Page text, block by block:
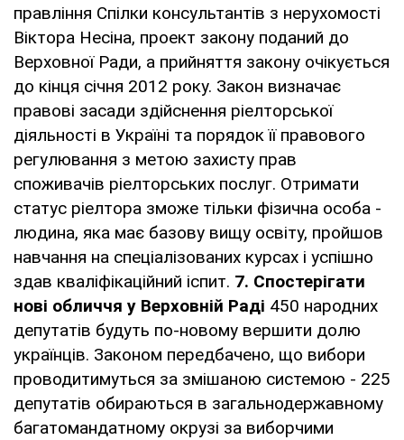
правління Спілки консультантів з нерухомості
Віктора Несіна, проект закону поданий до
Верховної Ради, а прийняття закону очікується
до кінця січня 2012 року. Закон визначає
правові засади здійснення ріелторської
діяльності в Україні та порядок її правового
регулювання з метою захисту прав
споживачів ріелторських послуг. Отримати
статус ріелтора зможе тільки фізична особа -
людина, яка має базову вищу освіту, пройшов
навчання на спеціалізованих курсах і успішно
здав кваліфікаційний іспит. 7. Спостерігати
нові обличчя у Верховній Раді 450 народних
депутатів будуть по-новому вершити долю
українців. Законом передбачено, що вибори
проводитимуться за змішаною системою - 225
депутатів обираються в загальнодержавному
багатомандатному окрузі за виборчими